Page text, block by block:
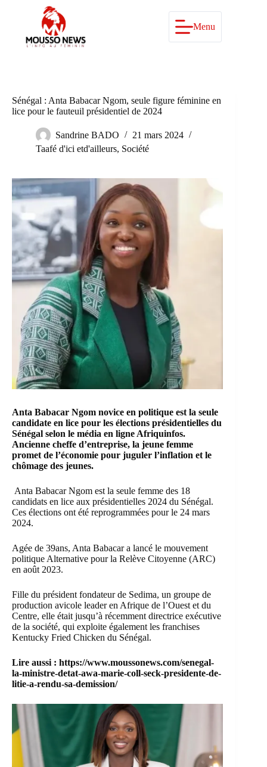
Menu
Sénégal : Anta Babacar Ngom, seule figure féminine en
lice pour le fauteuil présidentiel de 2024
Sandrine BADO
21 mars 2024
Taafé d'ici etd'ailleurs, Société
Anta Babacar Ngom novice en politique est la seule
candidate en lice pour les élections présidentielles du
Sénégal selon le média en ligne Afriquinfos.
Ancienne cheffe d’entreprise, la jeune femme
promet de l’économie pour juguler l’inflation et le
chômage des jeunes.
Anta Babacar Ngom est la seule femme des 18
candidats en lice aux présidentielles 2024 du Sénégal.
Ces élections ont été reprogrammées pour le 24 mars
2024.
Agée de 39ans, Anta Babacar a lancé le mouvement
politique Alternative pour la Relève Citoyenne (ARC)
en août 2023.
Fille du président fondateur de Sedima, un groupe de
production avicole leader en Afrique de l’Ouest et du
Centre, elle était jusqu’à récemment directrice exécutive
de la société, qui exploite également les franchises
Kentucky Fried Chicken du Sénégal.
Lire aussi : https://www.moussonews.com/senegal-
la-ministre-detat-awa-marie-coll-seck-presidente-de-
litie-a-rendu-sa-demission/